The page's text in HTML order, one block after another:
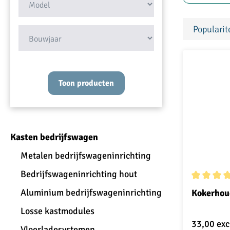
Toon producten
Kasten bedrijfswagen
Metalen bedrijfswageninrichting
Bedrijfswageninrichting hout
Aluminium bedrijfswageninrichting
Losse kastmodules
33,00